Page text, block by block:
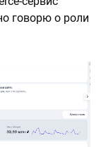
говорю о роли